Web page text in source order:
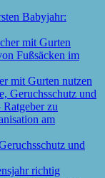
Babyjahr:
mit Gurten nutzen
und